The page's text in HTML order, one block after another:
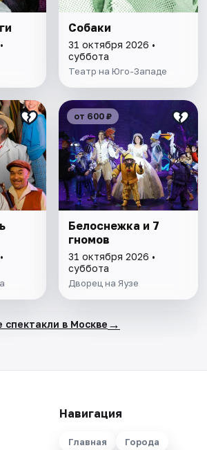
Собаки
31 октября 2026 •
суббота
Театр на Юго-Западе
от 600 ₽
Белоснежка и 7
гномов
31 октября 2026 •
суббота
Дворец на Яузе
спектакли в Москве →
Навигация
Главная Города